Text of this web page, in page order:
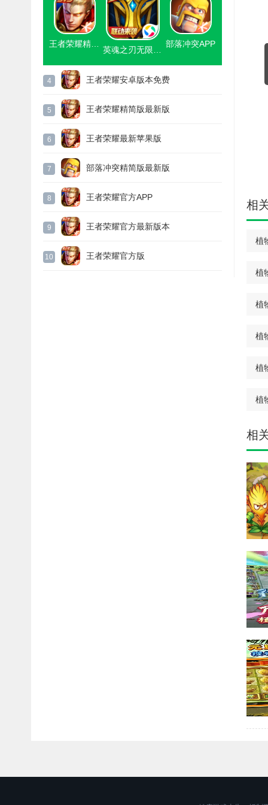
部落冲突APP
4 王者荣耀安卓版本免费
5 王者荣耀精简版最新版
6 王者荣耀最新苹果版
7 部落冲突精简版最新版
8 王者荣耀官方APP
9 王者荣耀官方最新版本
10 王者荣耀官方版
相
植
植
植
植
植
植
相